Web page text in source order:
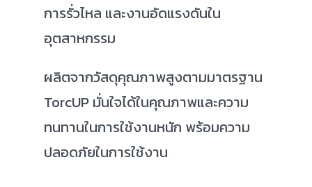
การรั่วไหล และงานอัดแรงดันใน
อุตสาหกรรม
ผลิตจากวัสดุคุณภาพสูงตามมาตรฐาน
TorcUP มั่นใจได้ในคุณภาพและความ
ทนทานในการใช้งานหนัก พร้อมความ
ปลอดภัยในการใช้งาน